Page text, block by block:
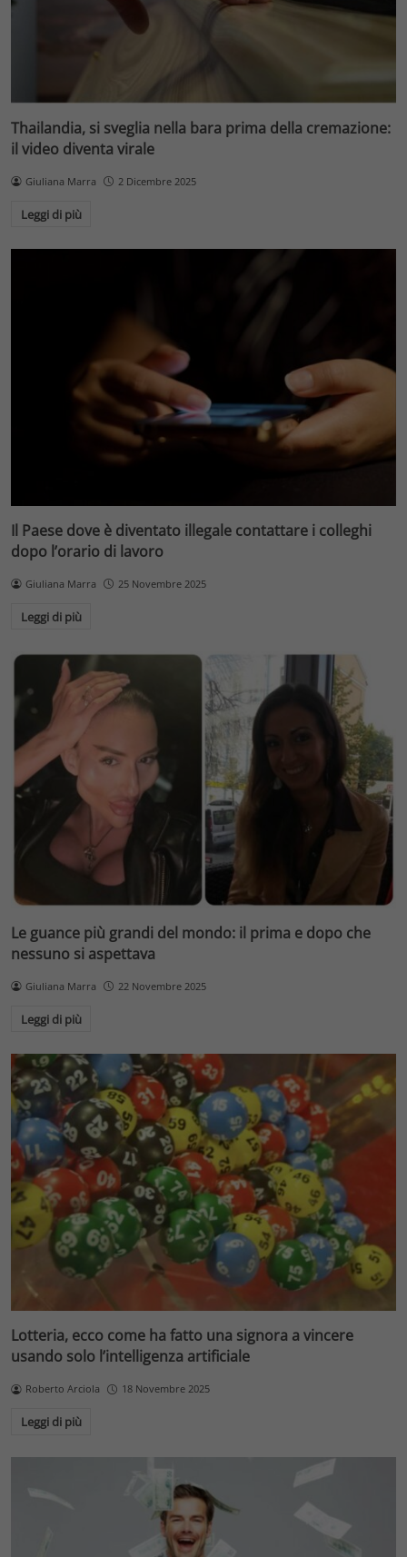
Thailandia, si sveglia nella bara prima della cremazione:
il video diventa virale
Giuliana Marra 2 Dicembre 2025
Leggi di più
Il Paese dove è diventato illegale contattare i colleghi
dopo l’orario di lavoro
Giuliana Marra 25 Novembre 2025
Leggi di più
Le guance più grandi del mondo: il prima e dopo che
nessuno si aspettava
Giuliana Marra 22 Novembre 2025
Leggi di più
Lotteria, ecco come ha fatto una signora a vincere
usando solo l’intelligenza artificiale
Roberto Arciola 18 Novembre 2025
Leggi di più